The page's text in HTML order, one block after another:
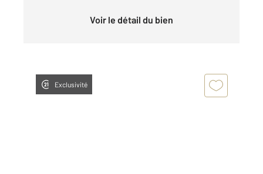
Voir le détail du bien
Exclusivité